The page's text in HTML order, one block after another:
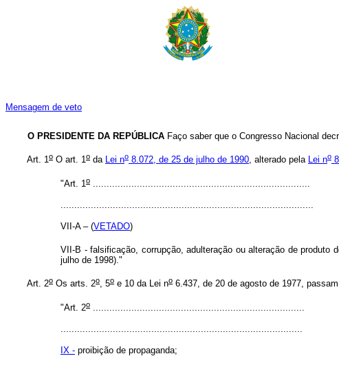
Mensagem de veto
O PRESIDENTE DA REPÚBLICA Faço saber que o Congresso Nacional
Art. 1o O art. 1o da Lei no 8.072, de 25 de julho de 1990, alterado pela Lei no
"Art. 1o
VII-A – (VETADO)
VII-B - falsificação, corrupção, adulteração ou alteração de produto
julho de 1998)."
Art. 2o Os arts. 2o, 5o e 10 da Lei no 6.437, de 20 de agosto de 1977,
"Art. 2o
IX - proibição de propaganda;